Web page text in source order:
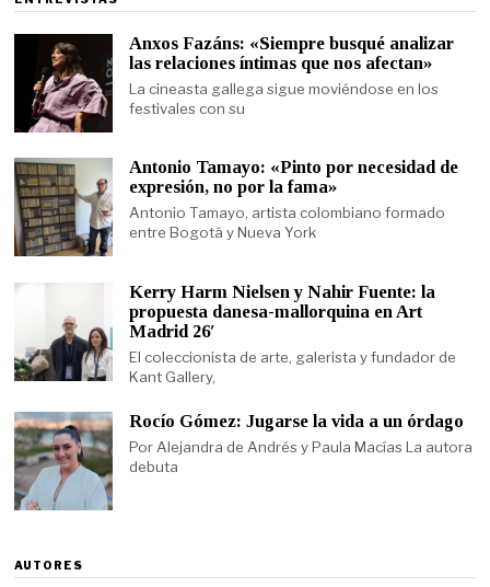
Anxos Fazáns: «Siempre busqué analizar
las relaciones íntimas que nos afectan»
La cineasta gallega sigue moviéndose en los
festivales con su
Antonio Tamayo: «Pinto por necesidad de
expresión, no por la fama»
Antonio Tamayo, artista colombiano formado
entre Bogotá y Nueva York
Kerry Harm Nielsen y Nahir Fuente: la
propuesta danesa-mallorquina en Art
Madrid 26′
El coleccionista de arte, galerista y fundador de
Kant Gallery,
Rocío Gómez: Jugarse la vida a un órdago
Por Alejandra de Andrés y Paula Macías La autora
debuta
AUTORES